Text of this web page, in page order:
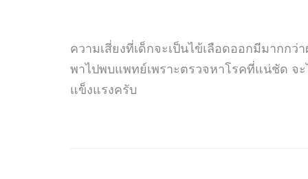
ความเสี่ยงที่เด็กจะเป็นไข้เลือดออกมีมากก
พาไปพบแพทย์เพราะตรวจหาโรคที่แน่ชัด จ
แข็งแรงครับ